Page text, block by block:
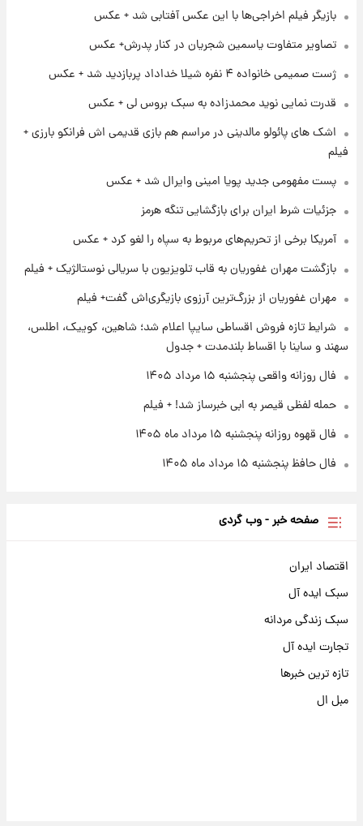
۱۴ ساعت پیش
+ جدول
آغاز طرح جدید فروش مشارکت در تولید سایپا؛
نام خودرو، مبلغ پیش پرداخت و زمان تحویل |
سود مشارکت چند درصد است؟
۱ روز پیش
زمان پخش «مرد سه هزار چهره» مشخص شد
۱ روز پیش
کار استقلال و رامین رضاییان رسما تمام شد +
عکس / خداحافظی صمیمانه آبی ها با رامین!
بازیگر فیلم اخراجی‌ها با این عکس آفتابی شد + عکس
تصاویر متفاوت یاسمین شجریان در کنار پدرش+ عکس
ژست صمیمی خانواده ۴ نفره شیلا خداداد پربازدید شد + عکس
قدرت نمایی نوید محمدزاده به سبک بروس لی + عکس
اشک های پائولو مالدینی در مراسم هم بازی قدیمی اش فرانکو بارزی +
فیلم
پست مفهومی جدید پویا امینی وایرال شد + عکس
جزئیات شرط ایران برای بازگشایی تنگه هرمز
آمریکا برخی از تحریم‌های مربوط به سپاه را لغو کرد + عکس
بازگشت مهران غفوریان به قاب تلویزیون با سریالی نوستالژیک + فیلم
مهران غفوریان از بزرگ‌ترین آرزوی بازیگری‌اش گفت+ فیلم
شرایط تازه فروش اقساطی سایپا اعلام شد؛ شاهین، کوییک، اطلس،
سهند و ساینا با اقساط بلندمدت + جدول
فال روزانه واقعی پنجشنبه ۱۵ مرداد ۱۴۰۵
حمله لفظی قیصر به ابی خبرساز شد! + فیلم
فال قهوه روزانه پنجشنبه ۱۵ مرداد ماه ۱۴۰۵
فال حافظ پنجشنبه ۱۵ مرداد ماه ۱۴۰۵
صفحه خبر - وب گردی
اقتصاد ایران
سبک ایده آل
سبک زندگی مردانه
تجارت ایده آل
تازه ترین خبرها
مبل ال